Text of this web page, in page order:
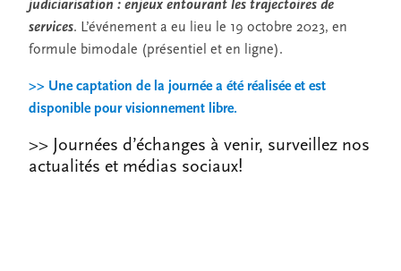
judiciarisation : enjeux entourant les trajectoires de
services. L’événement a eu lieu le 19 octobre 2023, en
formule bimodale (présentiel et en ligne).
>> Une captation de la journée a été réalisée et est
disponible pour visionnement libre.
>> Journées d’échanges à venir, surveillez nos
actualités et médias sociaux!